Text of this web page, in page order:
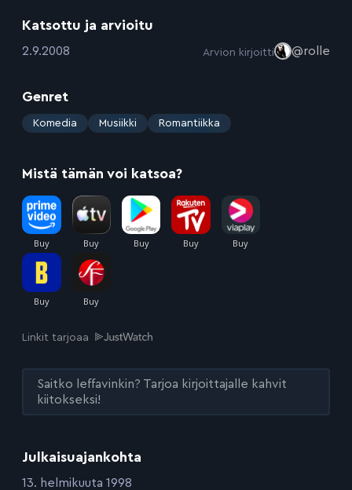
Julkaisuajankohta
:13. helmikuuta 1998
Katsottu ja arvioitu
:2.9.2008 Arvion kirjoitti @rolle
Genret
: Komedia Musiikki Romantiikka
Mistä tämän voi katsoa?
Linkit tarjoaa
Saitko leffavinkin? Tarjoa kirjoittajalle kahvit
kiitokseksi!